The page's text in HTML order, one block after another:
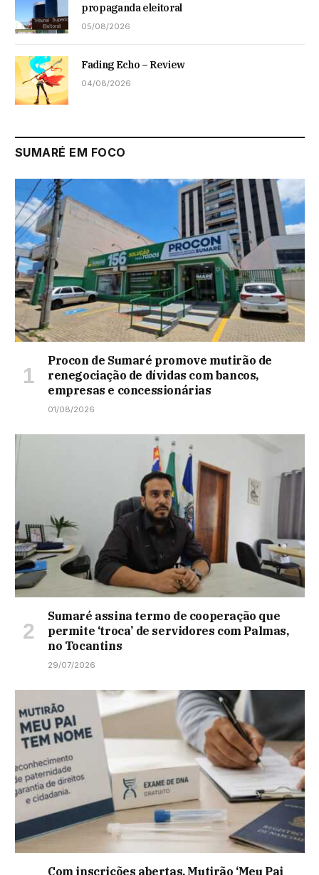
propaganda eleitoral
05/08/2026
Fading Echo – Review
04/08/2026
SUMARÉ EM FOCO
Procon de Sumaré promove mutirão de
renegociação de dívidas com bancos,
empresas e concessionárias
01/08/2026
Sumaré assina termo de cooperação que
permite ‘troca’ de servidores com Palmas,
no Tocantins
29/07/2026
Com inscrições abertas, Mutirão ‘Meu Pai